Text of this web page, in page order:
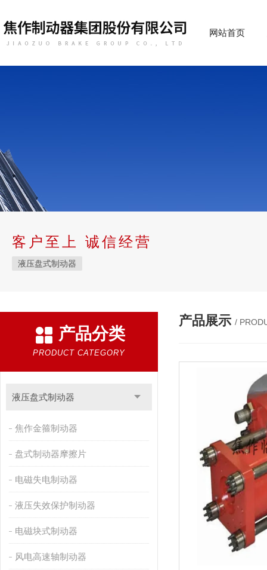
网站首页
客户至上 诚信经营
液压盘式制动器
产品分类
PRODUCT CATEGORY
液压盘式制动器
焦作金箍制动器
盘式制动器摩擦片
电磁失电制动器
液压失效保护制动器
电磁块式制动器
风电高速轴制动器
产品展示 /